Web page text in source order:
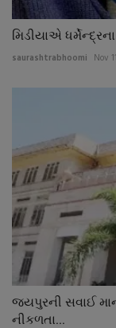
મિડીયાએ
saurashtrabhoomi Nov
જયપુરની સવાઈ
નીકળતા...